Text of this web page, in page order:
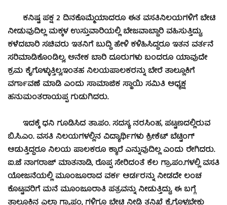
ಕನಿಷ್ಟ ಪಕ್ಷ 2 ದಿನಕೊಮ್ಮೆಯಾದರೂ ಈತ ವಸತಿನಿಲಯಗಳಿಗೆ ಬೇಟಿ
ನೀಡುವುದಿಲ್ಲ ಮಕ್ಕಳ ಉಸ್ತುವಾರಿಯಲ್ಲಿ ಬೇಜವಾಬ್ದಾರಿ ವಹಿಸುತ್ತಿದ್ದು,
ಕಳೆದಬಾರಿ ಸಚಿವರು ಇತನಿಗೆ ಬುದ್ದಿ ಹೇಳಿ ಕಳಿಹಿಸಿದ್ದರೂ ಇತನ ವರ್ತನೆ
ಸರಿಮಾಡಿಕೊಂಡಿಲ್ಲ, ಅನೇಕ ಬಾರಿ ದೂರುಗಳು ಬಂದರೂ ಯಾವುದೇ
ಕ್ರಮ ಕೈಗೊಳ್ಳುತ್ತಿಲ್ಲ,ಇಂತಹ ನಿಲಯಪಾಲಕರನ್ನು ಬೇರೆ ತಾಲ್ಲೂಕಿಗೆ
ವರ್ಗಾವಣೆ ಮಾಡಿ ಎಂದು ಸಾಮಾಜಿಕ ಸ್ಥಾಯಿ ಸಮಿತಿ ಅಧ್ಯಕ್ಷ
ಹನುಮಂತರಾಯಪ್ಪ ಗುಡುಗಿದರು.
ಇದಕ್ಕೆ ಧನಿ ಗೂಡಿಸಿದ ತಾ.ಪಂ. ಸದಸ್ಯ ನರಸಿಂಹ, ಪಟ್ಟಣದಲ್ಲಿರುವ
ಬಿ.ಸಿ.ಎಂ. ವಸತಿ ನಿಲಯಗಳಲ್ಲಿನ ವಿದ್ಯಾರ್ಥಿಗಳು ಕ್ರೀಕೆಟ್ ಬೆಟ್ಟಿಂಗ್
ಆಡುತ್ತಿದ್ದರೂ ನಿಲಯ ಪಾಲಕರೂ ಕ್ಯಾರೆ ಎನ್ನುವುದಿಲ್ಲ ಎಂದು ರೇಗಿದರು.
ಐ.ಜೆ ನಾಗರಾಜ್ ಮಾತನಾಡಿ, ರೊಪ್ಪ ಸೇರಿದಂತೆ ಕೆಲ ಗ್ರಾ.ಪಂ.ಗಳಲ್ಲಿ ವಸತಿ
ಯೋಜನೆಯಲ್ಲಿ ಮೂಂಜೂರಾದ ವರ್ಕ ಆರ್ಡರನ್ನು ನೀಡದೇ ಲಂಚ
ಕೊಟ್ಟವರಿಗೆ ಮನೆ ಮೂಂಜೂರಾತಿ ಪತ್ರವನ್ನು ನೀಡುತ್ತಿದ್ದು, ಈ ಬಗ್ಗೆ